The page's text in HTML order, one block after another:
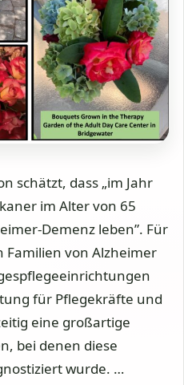
schätzt, dass „im Jahr
im Alter von 65
Demenz leben”. Für
Familien von Alzheimer
für Pflegekräfte und
eine großartige
bei denen diese
wurde. …